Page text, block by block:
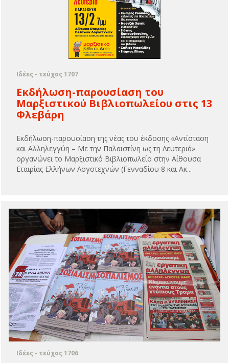
Ιδέες - τεύχος 1707
Εκδήλωση-παρουσίαση του
Μαρξιστικού Βιβλιοπωλείου στις 13
Φλεβάρη
Εκδήλωση-παρουσίαση της νέας του έκδοσης «Αντίσταση
και Αλληλεγγύη – Με την Παλαιστίνη ως τη Λευτεριά»
οργανώνει το Μαρξιστικό Βιβλιοπωλείο στην Αίθουσα
Εταιρίας Ελλήνων Λογοτεχνών (Γενναδίου 8 και Ακ...
Ιδέες - τεύχος 1706